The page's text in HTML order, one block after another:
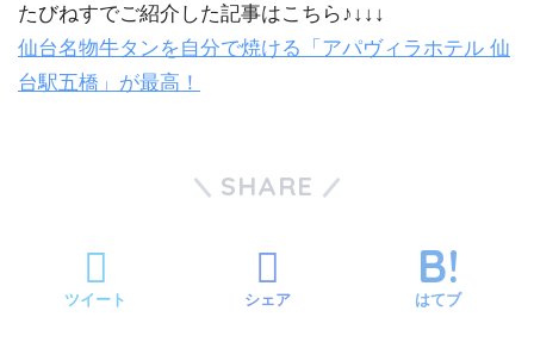
たびねすでご紹介した記事はこちら♪↓↓↓
仙台名物牛タンを自分で焼ける「アパヴィラホテル 仙
台駅五橋」が最高！
SHARE
ツイート シェア はてブ